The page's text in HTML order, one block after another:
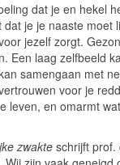
dat je en hekel
dat je je naaste moet
jezelf zorgt.
Een laag zelfbeeld
samengaan met
voor je
leven, en omarmt
zwakte schrijft prof.